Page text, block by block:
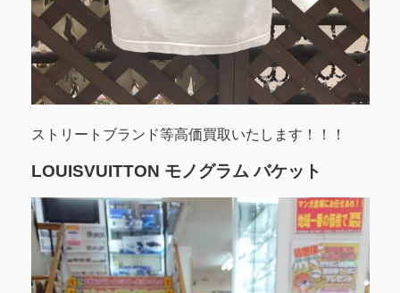
ストリートブランド等高価買取いたします！！！
LOUISVUITTON モノグラム バケット